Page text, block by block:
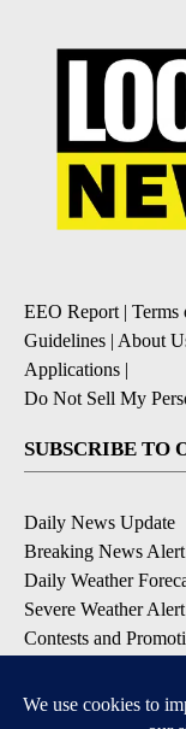
EEO Report| Terms
Guidelines | About
Applications |
Do Not Sell My
SUBSCRIBE TO
Daily News Update
Breaking News Alert
Daily Weather
Severe Weather Alert
Contests and